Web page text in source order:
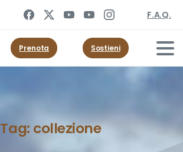
F.A.Q.
Prenota Sostieni
Tag: collezione